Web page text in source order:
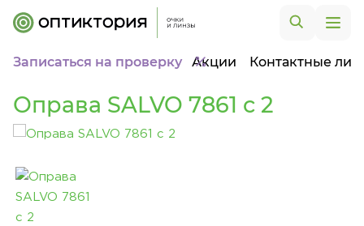
Записаться на проверку Акции Контактные
Оправа SALVO 7861 c 2